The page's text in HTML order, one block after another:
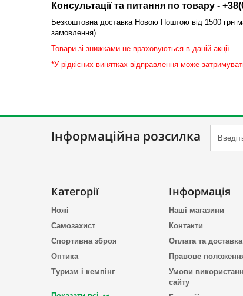
Консультації та питання по товару -
Безкоштовна доставка Новою Поштою від 1500 грн
замовлення)
Товари зі знижками не враховуються в даній акції
*У рідкісних винятках відправлення може
Інформаційна розсилка
Категорії
Ножі
Самозахист
Спортивна зброя
Оптика
Туризм і кемпінг
Інформація
Наші магазини
Контакти
Оплата та доставка
Правове
Умови
сайту